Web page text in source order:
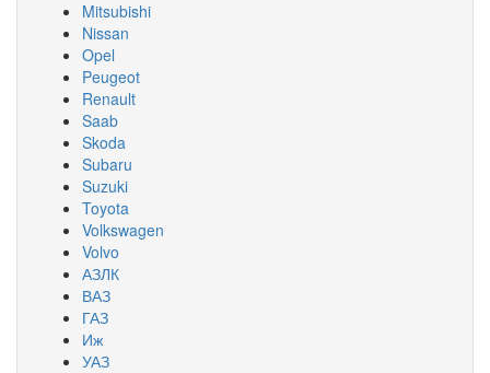
Mitsubishi
Nissan
Opel
Peugeot
Renault
Saab
Skoda
Subaru
Suzuki
Toyota
Volkswagen
Volvo
АЗЛК
ВАЗ
ГАЗ
Иж
УАЗ